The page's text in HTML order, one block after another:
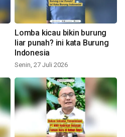
Lomba kicau bikin burung
liar punah? ini kata Burung
Indonesia
Senin, 27 Juli 2026